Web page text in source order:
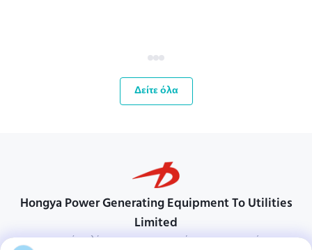
Δείτε όλα
Hongya Power Generating Equipment To Utilities
Limited
προσαρμοσμένες λύσεις για να ανταποκρίνονται στις απαιτήσεις των